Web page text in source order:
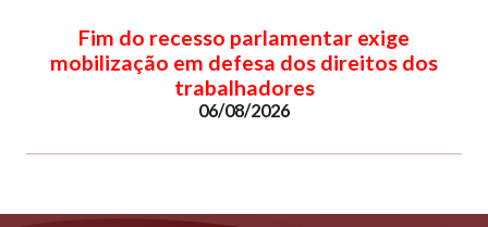
Fim do recesso parlamentar exige
mobilização em defesa dos direitos dos
trabalhadores
06/08/2026